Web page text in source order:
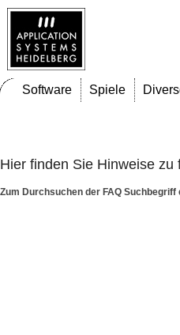
Software Spiele
Hier finden Sie Hinweise zu
Zum Durchsuchen der FAQ Suchbegriff